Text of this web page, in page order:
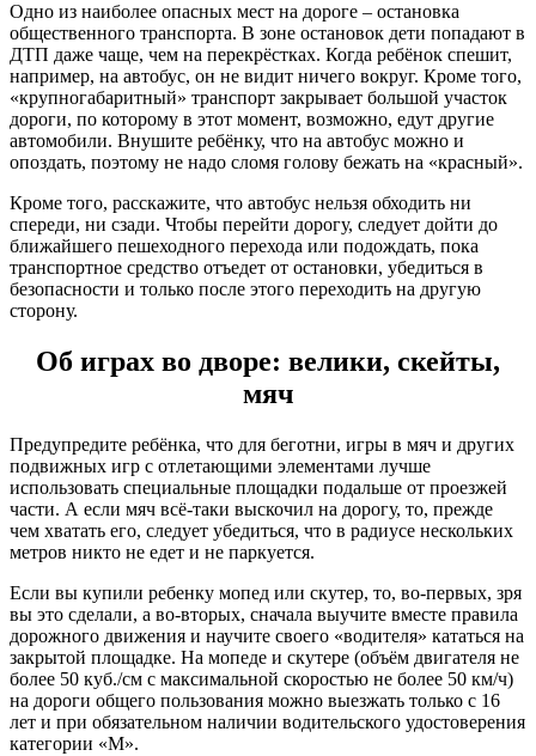
Одно из наиболее опасных мест на дороге – остановка
общественного транспорта. В зоне остановок дети попадают в
ДТП даже чаще, чем на перекрёстках. Когда ребёнок спешит,
например, на автобус, он не видит ничего вокруг. Кроме того,
«крупногабаритный» транспорт закрывает большой участок
дороги, по которому в этот момент, возможно, едут другие
автомобили. Внушите ребёнку, что на автобус можно и
опоздать, поэтому не надо сломя голову бежать на «красный».
Кроме того, расскажите, что автобус нельзя обходить ни
спереди, ни сзади. Чтобы перейти дорогу, следует дойти до
ближайшего пешеходного перехода или подождать, пока
транспортное средство отъедет от остановки, убедиться в
безопасности и только после этого переходить на другую
сторону.
Об играх во дворе: велики, скейты,
мяч
Предупредите ребёнка, что для беготни, игры в мяч и других
подвижных игр с отлетающими элементами лучше
использовать специальные площадки подальше от проезжей
части. А если мяч всё-таки выскочил на дорогу, то, прежде
чем хватать его, следует убедиться, что в радиусе нескольких
метров никто не едет и не паркуется.
Если вы купили ребенку мопед или скутер, то, во-первых, зря
вы это сделали, а во-вторых, сначала выучите вместе правила
дорожного движения и научите своего «водителя» кататься на
закрытой площадке. На мопеде и скутере (объём двигателя не
более 50 куб./см с максимальной скоростью не более 50 км/ч)
на дороги общего пользования можно выезжать только с 16
лет и при обязательном наличии водительского удостоверения
категории «М».